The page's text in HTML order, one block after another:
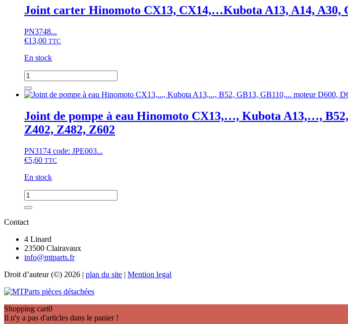
L1,
T,
D1102,
D1302,....,
V1512,
V1702,...
joint
de
Hinomoto
CX16,
NX18,
A15,
A155,...,
B,
moteur
D905,
D1005,
Joint carter Hinomoto CX13, CX14,…Kubota A13, A14, A30,
PN3748...
€13,00 TTC
En stock
quantité
de
Joint
Hinomoto
CX13,
CX14,...Kubota
A13,
A14,
A30,
GB13,
GB130,
GB135,
moteur
D600,
D662,
D722,
Joint de pompe à eau Hinomoto CX13,…, Kubota A13,…,
Z402, Z482, Z602
PN3174 code: JPE003...
€5,60 TTC
En stock
quantité
de
Joint
de
à
eau
Hinomoto
Kubota
B52,
GB13,
GB110,...
moteur
Contact
4 Linard
23500 Clairavaux
info@mtparts.fr
Droit d’auteur (©) 2026 | plan du site | Mention legal
Shopping cart0
Il n'y a pas d'articles dans le panier !